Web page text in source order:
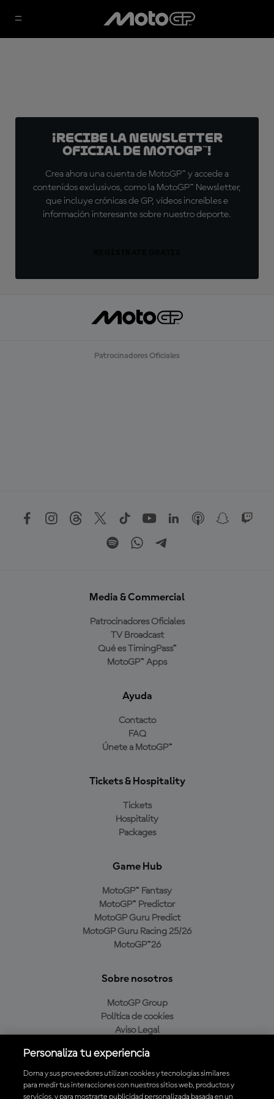
¡Recibe la Newsletter
oficial de MotoGP™!
Crea ahora una cuenta de MotoGP™ y accede a
contenidos exclusivos, como la MotoGP™ Newsletter,
que incluye crónicas de GP, vídeos increíbles e
información interesante sobre nuestro deporte.
Patrocinadores Oficiales
Media & Commercial
Patrocinadores Oficiales
TV Broadcast
Qué es TimingPass™
MotoGP™ Apps
Ayuda
Contacto
FAQ
Únete a MotoGP™
Tickets & Hospitality
Tickets
Hospitality
Packages
Game Hub
MotoGP™ Fantasy
MotoGP™ Predictor
MotoGP Guru Predict
MotoGP Guru Racing 25/26
MotoGP™26
Sobre nosotros
MotoGP Group
Política de cookies
Aviso Legal
Política de compra
Personaliza tu experiencia
Dorna y sus proveedores utilizan cookies y tecnologías similares
para medir tus interacciones con nuestros sitios web, productos y
servicios, y para mostrarte publicidad personalizada basada en un